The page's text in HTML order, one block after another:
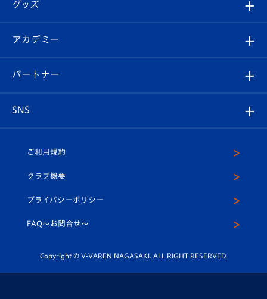
チケット
イベント
メディア
ホームタウン
スタッフプロフィール
マスコット紹介
平和祈念活動
ホームタウン活動
Revive Team
ヴィヴィくんの長崎おもてなしガイド
フォトギャラリー
スタジアムグルメ
V-LOVERS（ファンクラブ）
プレイヤーズスイート
グッズ
オンラインショップ
店舗情報
アカデミー
育成からのお知らせ
U-18
スクール
パートナー
SNS
ヴィヴィくんインスタグラム
公式LINE＠
ご利用規約
クラブ概要
プライバシーポリシー
FAQ〜お問合せ〜
Copyright © V-VAREN NAGASAKI. ALL RIGHT RESERVED.